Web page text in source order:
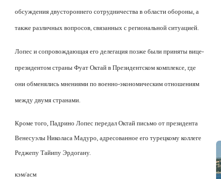
обсуждения двустороннего сотрудничества в области обороны, а
также различных вопросов, связанных с региональной ситуацией.
Лопес и сопровождающая его делегация позже были приняты вице-
президентом страны Фуат Октай в Президентском комплексе, где
они обменялись мнениями по военно-экономическим отношениям
между двумя странами.
Кроме того, Падрино Лопес передал Октай письмо от президента
Венесуэлы Николаса Мадуро, адресованное его турецкому коллеге
Реджепу Тайипу Эрдогану.
кэм/асм